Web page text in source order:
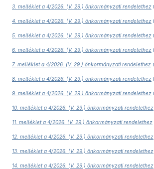
3. melléklet a 4/2026. (V. 29.) önkormányzati rendelethez
4. melléklet a 4/2026. (V. 29.) önkormányzati rendelethez
5. melléklet a 4/2026. (V. 29.) önkormányzati rendelethez
6. melléklet a 4/2026. (V. 29.) önkormányzati rendelethez
7. melléklet a 4/2026. (V. 29.) önkormányzati rendelethez
8. melléklet a 4/2026. (V. 29.) önkormányzati rendelethez
9. melléklet a 4/2026. (V. 29.) önkormányzati rendelethez
10. melléklet a 4/2026. (V. 29.) önkormányzati rendelethez
11. melléklet a 4/2026. (V. 29.) önkormányzati rendelethez
12. melléklet a 4/2026. (V. 29.) önkormányzati rendelethez
13. melléklet a 4/2026. (V. 29.) önkormányzati rendelethez
14. melléklet a 4/2026. (V. 29.) önkormányzati rendelethez